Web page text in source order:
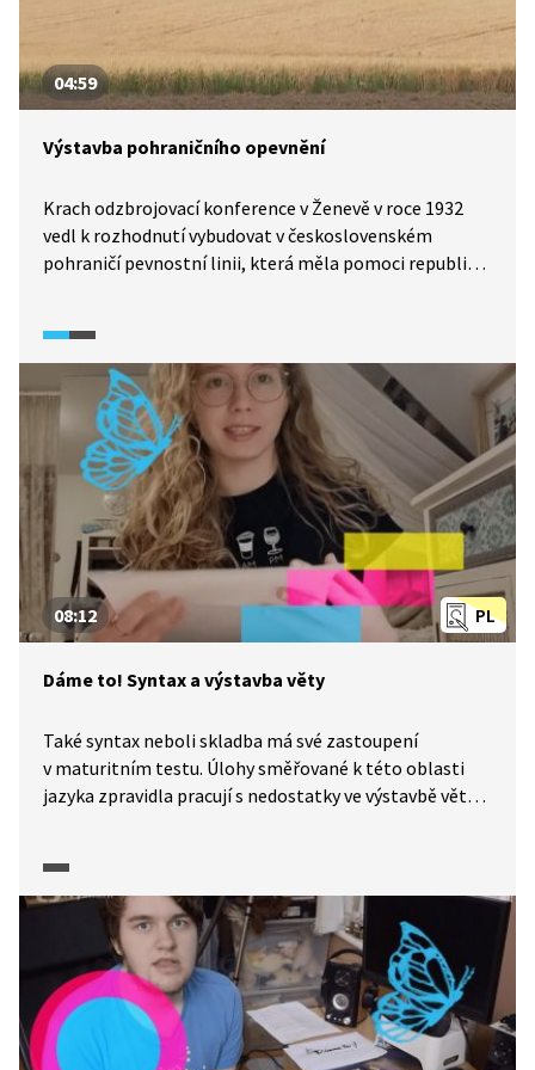
04:59
Výstavba pohraničního opevnění
Krach odzbrojovací konference v Ženevě v roce 1932
vedl k rozhodnutí vybudovat v československém
pohraničí pevnostní linii, která měla pomoci republice
opevnění jednou z možností, jak zadržet nepřítele.
Politické řešení krize z Mnichova na konci třicátých let
ale nedalo republice možnost ji vyzkoušet.
PL
08:12
Dáme to! Syntax a výstavba věty
Také syntax neboli skladba má své zastoupení
v maturitním testu. Úlohy směřované k této oblasti
jazyka zpravidla pracují s nedostatky ve výstavbě věty
ve výchozím textu. Jak může řešení takové úlohy
vypadat?